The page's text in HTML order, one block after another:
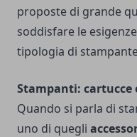
proposte di grande
soddisfare le
tipologia di
Stampanti:
Quando si parla di
uno di quegli